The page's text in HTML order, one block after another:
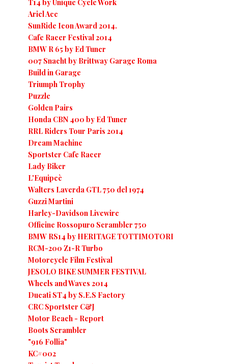
T14 by Unique Cycle Work
Ariel Ace
SunRide Icon Award 2014.
Cafe Racer Festival 2014
BMW R 65 by Ed Tuner
007 Snacht by Brittway Garage Roma
Build in Garage
Triumph Trophy
Puzzle
Golden Pairs
Honda CBN 400 by Ed Tuner
RRL Riders Tour Paris 2014
Dream Machine
Sportster Cafe Racer
Lady Biker
L'Equipeè
Walters Laverda GTL 750 del 1974
Guzzi Martini
Harley-Davidson Livewire
Officine Rossopuro Scrambler 750
BMW RS14 by HERITAGE TOTTIMOTORI
RCM-200 Z1-R Turbo
Motorcycle Film Festival
JESOLO BIKE SUMMER FESTIVAL
Wheels and Waves 2014
Ducati ST4 by S.E.S Factory
CRC Sportster C&J
Motor Beach - Report
Boots Scrambler
"916 Follia"
KC#002